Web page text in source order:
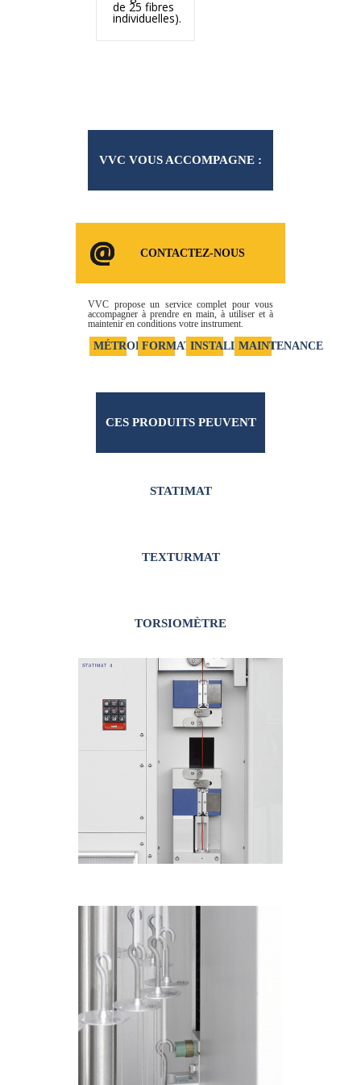
de 25 fibres
individuelles).
VVC VOUS ACCOMPAGNE :
NOS SERVICES
CONTACTEZ-NOUS
VVC propose un service complet pour vous
accompagner à prendre en main, à utiliser et à
maintenir en conditions votre instrument.
MÉTROLOGIEFORMATIONINSTALLATIONMAINTENANCE
CES PRODUITS PEUVENT
STATIMAT
TEXTURMAT
TORSIOMÈTRE